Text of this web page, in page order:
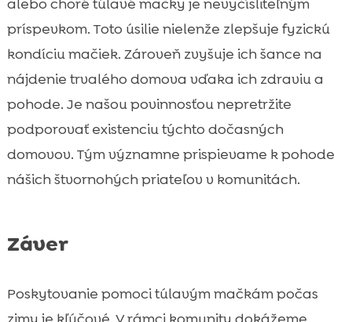
alebo choré túlavé mačky je nevyčísliteľným
príspevkom. Toto úsilie nielenže zlepšuje fyzickú
kondíciu mačiek. Zároveň zvyšuje ich šance na
nájdenie trvalého domova vďaka ich zdraviu a
pohode. Je našou povinnosťou nepretržite
podporovať existenciu týchto dočasných
domovov. Tým významne prispievame k pohode
nášich štvornohých priateľov v komunitách.
Záver
Poskytovanie pomoci túlavým mačkám počas